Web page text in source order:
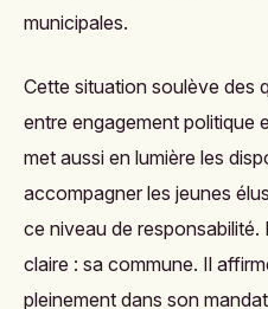
municipales.
Cette situation soulève des
entre engagement politique
met aussi en lumière les
accompagner les jeunes
ce niveau de responsabilité.
claire : sa commune. Il
pleinement dans son